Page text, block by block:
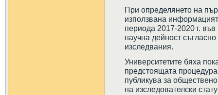
При определянето на
използвана
периода 2017-2020 г.
научна дейност
изследвания.
Университетите бяха
предстоящата
публикува за
на изследователски